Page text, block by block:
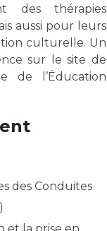
des thérapies
aussi pour leurs
culturelle. Un
sur le site de
de l’Éducation
des Conduites